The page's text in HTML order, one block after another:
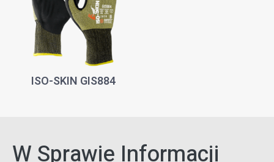
ISO-SKIN GIS884
W Sprawie Informacji